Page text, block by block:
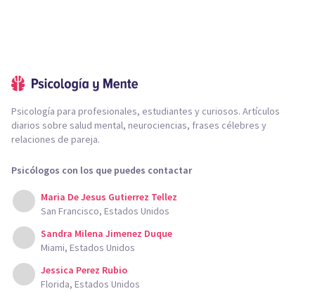
Psicología para profesionales, estudiantes y curiosos. Artículos
diarios sobre salud mental, neurociencias, frases célebres y
relaciones de pareja.
Psicólogos con los que puedes contactar
Maria De Jesus Gutierrez Tellez
San Francisco, Estados Unidos
Sandra Milena Jimenez Duque
Miami, Estados Unidos
Jessica Perez Rubio
Florida, Estados Unidos